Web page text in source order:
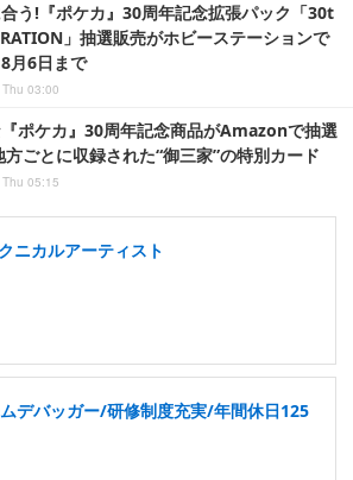
う!『ポケカ』30周年記念拡張パック「30t
」抽選販売がホビーステーションで
月6日まで
03:00
ポケカ』30周年記念商品がAmazonで抽選
ごとに収録された“御三家”の特別カード
05:15
ニカルアーティスト
デバッガー/研修制度充実/年間休日125